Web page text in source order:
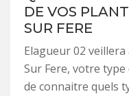
DE VOS
SUR FERE
Elagueur 02
Sur Fere, votre
de connaitre quels